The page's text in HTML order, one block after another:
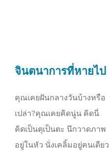
จินตนาการที่หายไป
คุณเคยฝันกลางวันบ้างหรือ
เปล่า?คุณเคยคิดนู่น คิดนี่
คิดเป็นตุเป็นตะ นึกวาดภาพ
อยู่ในหัว นั่งเคลิ้มอยู่คนเดียว